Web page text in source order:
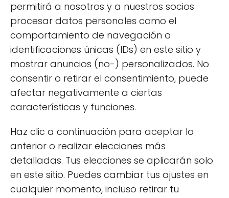
permitirá a nosotros y a nuestros socios
procesar datos personales como el
comportamiento de navegación o
identificaciones únicas (IDs) en este sitio y
mostrar anuncios (no-) personalizados. No
consentir o retirar el consentimiento, puede
afectar negativamente a ciertas
características y funciones.
Haz clic a continuación para aceptar lo
anterior o realizar elecciones más
detalladas. Tus elecciones se aplicarán solo
en este sitio. Puedes cambiar tus ajustes en
cualquier momento, incluso retirar tu
boquiabiertos.
Albóndigas veganas con sabor a mar:
albóndigas están hechas con algas y
garbanzos, y son perfectas como aperitivo.
Puedes acompañarlas con una salsa de
tahini.
Pasta cremosa con calabacines:
unos pocos ingredientes, puedes hacer una
salsa cremosa a base de anacardos que
combina perfectamente con la pasta y los
calabacines salteados.